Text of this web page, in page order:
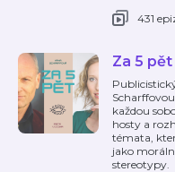
431
Za 5 pět
každou
hosty a
témata,
jako
stereotypy.